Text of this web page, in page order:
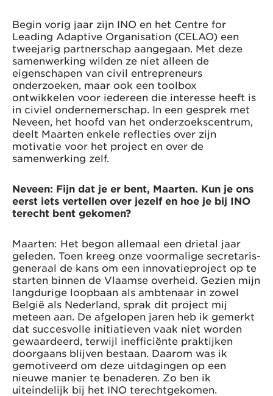
Begin vorig jaar zijn INO en het Centre for
Leading Adaptive Organisation (CELAO) een
tweejarig partnerschap aangegaan. Met deze
samenwerking wilden ze niet alleen de
eigenschapen van civil entrepreneurs
onderzoeken, maar ook een toolbox
ontwikkelen voor iedereen die interesse heeft is
in civiel ondernemerschap. In een gesprek met
Neveen, het hoofd van het onderzoekscentrum,
deelt Maarten enkele reflecties over zijn
motivatie voor het project en over de
samenwerking zelf.
Neveen: Fijn dat je er bent, Maarten. Kun je ons
eerst iets vertellen over jezelf en hoe je bij INO
terecht bent gekomen?
Maarten: Het begon allemaal een drietal jaar
geleden. Toen kreeg onze voormalige secretaris-
generaal de kans om een innovatieproject op te
starten binnen de Vlaamse overheid. Gezien mijn
langdurige loopbaan als ambtenaar in zowel
België als Nederland, sprak dit project mij
meteen aan. De afgelopen jaren heb ik gemerkt
dat succesvolle initiatieven vaak niet worden
gewaardeerd, terwijl inefficiënte praktijken
doorgaans blijven bestaan. Daarom was ik
gemotiveerd om deze uitdagingen op een
nieuwe manier te benaderen. Zo ben ik
uiteindelijk bij het INO terechtgekomen.